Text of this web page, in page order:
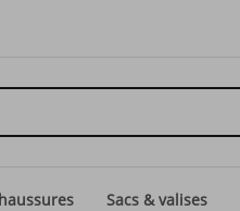
Sacs & valises